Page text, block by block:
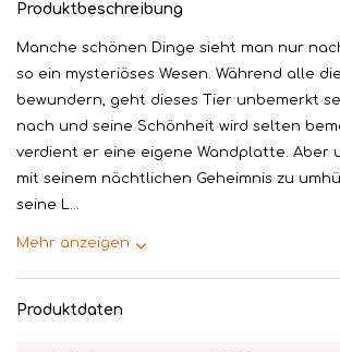
Produktbeschreibung
Manche schönen Dinge sieht man nur
so ein mysteriöses Wesen. Während alle
bewundern, geht dieses Tier unbemerkt
nach und seine Schönheit wird selten
verdient er eine eigene Wandplatte. Aber
mit seinem nächtlichen Geheimnis zu
seine L...
Mehr anzeigen
Produktdaten